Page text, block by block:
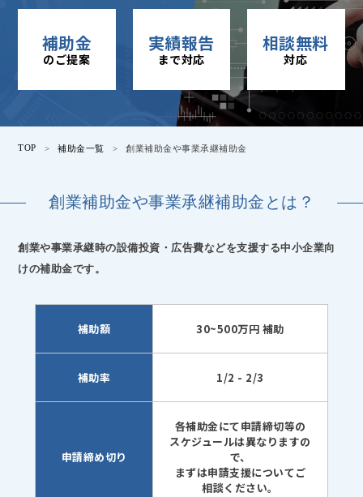
補助金
のご提案
実績報告
まで対応
相談無料
対応
TOP > 補助金一覧 > 創業補助金や事業承継補助金
創業補助金や事業承継補助金とは？
創業や事業承継時の設備投資・広告費などを支援する中小企業向
けの補助金です。
補助額 30~500万円 補助
補助率 1/2 - 2/3
申請締め切り
各補助金にて申請締切等の
スケジュールは異なりますの
で、
まずは申請支援についてご
相談ください。